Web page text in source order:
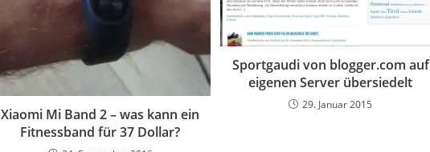
Xiaomi Mi Band 2 – was kann ein
Fitnessband für 37 Dollar?
Sportgaudi von blogger.com auf
eigenen Server übersiedelt
29. Januar 2015